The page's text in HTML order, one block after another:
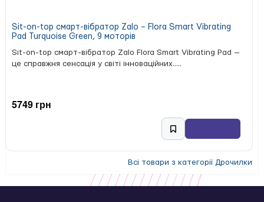
Sit-on-top смарт-вібратор Zalo – Flora Smart Vibrating
Pad Turquoise Green, 9 моторів
Sit-on-top смарт-вібратор Zalo Flora Smart Vibrating Pad —
це справжня сенсація у світі інноваційних.....
5749 грн
Всі товари з категорії Дрочилки